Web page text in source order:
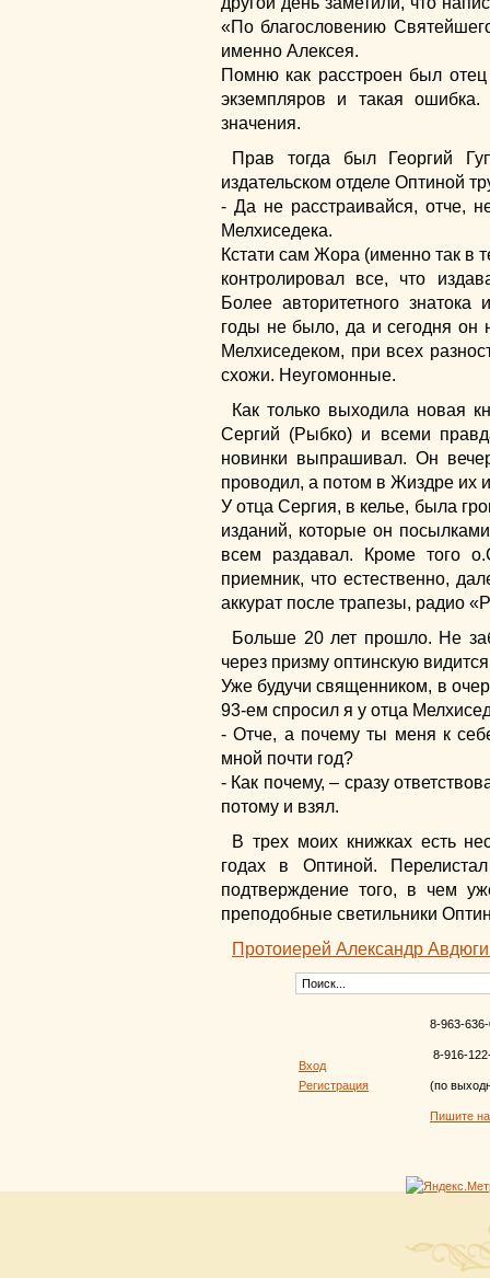
«По благословению
именно Алексея.
Помню как расстроен был
экземпляров и такая
значения.
Прав тогда был Георгий
издательском отделе Оптиной
- Да не расстраивайся, отче,
Мелхиседека.
Кстати сам Жора (именно так в
контролировал все, что
Более авторитетного
годы не было, да и сегодня он
Мелхиседеком, при всех
схожи. Неугомонные.
Как только выходила новая
Сергий (Рыбко) и всеми
новинки выпрашивал. Он
проводил, а потом в Жиздре их
У отца Сергия, в келье, была
изданий, которые он
всем раздавал. Кроме того
приемник, что естественно,
аккурат после трапезы, радио
Больше 20 лет прошло. Не
через призму оптинскую
Уже будучи священником, в
93-ем спросил я у отца
- Отче, а почему ты меня к
мной почти год?
- Как почему, – сразу
потому и взял.
В трех моих книжках есть
годах в Оптиной.
подтверждение того, в чем
преподобные светильники
Протоиерей Александр
Вход
Регистрация
8-963-
8-916-
(по
Пишите